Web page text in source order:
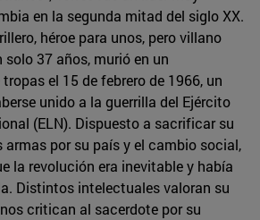
en la segunda mitad del siglo XX.
héroe para unos, pero villano
solo 37 años, murió en un
el 15 de febrero de 1966, un
unido a la guerrilla del Ejército
(ELN). Dispuesto a sacrificar su
armas por su país y el cambio social,
la revolución era inevitable y había
Distintos intelectuales valoran su
critican al sacerdote por su